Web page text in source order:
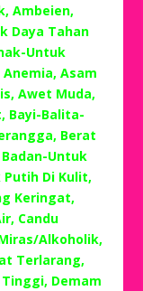
Ambeien,
Daya Tahan
Untuk
Asam
Awet Muda,
Bayi-Balita-
Berat
Untuk
Putih Di Kulit,
Keringat,
Candu
Alkoholik,
Terlarang,
Demam